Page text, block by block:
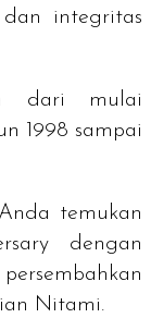
dan integritas
dari mulai
1998 sampai
temukan
dengan
Nitami.